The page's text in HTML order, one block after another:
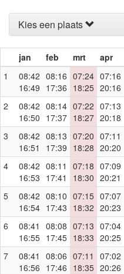
Kies een plaats
jan feb mrt apr
1
08:42
16:49
08:16
17:36
07:24
18:25
07:16
20:16
2
08:42
16:50
08:14
17:37
07:22
18:27
07:13
20:18
3
08:42
16:51
08:13
17:39
07:20
18:28
07:11
20:20
4
08:42
16:53
08:11
17:41
07:18
18:30
07:09
20:21
5
08:42
16:54
08:10
17:43
07:15
18:32
07:07
20:23
6
08:41
16:55
08:08
17:45
07:13
18:33
07:04
20:25
7
08:41
16:56
08:06
17:46
07:11
18:35
07:02
20:26